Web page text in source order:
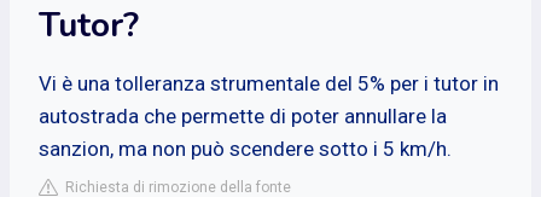
Tutor?
Vi è una tolleranza strumentale del 5% per i tutor in
autostrada che permette di poter annullare la
sanzion, ma non può scendere sotto i 5 km/h.
Richiesta di rimozione della fonte